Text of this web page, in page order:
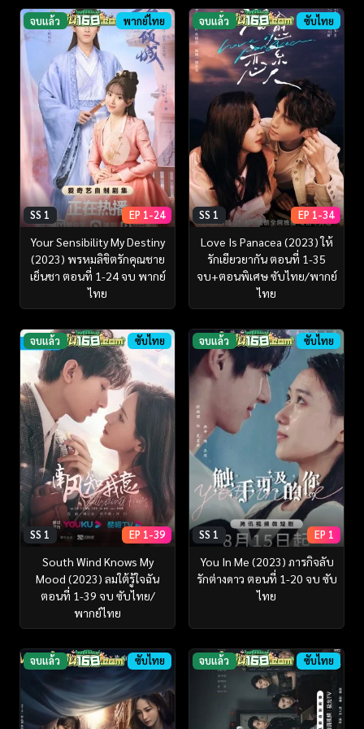
จบแล้ว พากย์ไทย
SS 1 EP 1-24
Your Sensibility My Destiny
(2023) พรหมลิขิตรักคุณชาย
เย็นชา ตอนที่ 1-24 จบ พากย์
ไทย
จบแล้ว ซับไทย
SS 1 EP 1-34
Love Is Panacea (2023) ให้
รักเยียวยากัน ตอนที่ 1-35
จบ+ตอนพิเศษ ซับไทย/พากย์
ไทย
จบแล้ว ซับไทย
SS 1 EP 1-39
South Wind Knows My
Mood (2023) ลมใต้รู้ใจฉัน
ตอนที่ 1-39 จบ ซับไทย/
พากย์ไทย
จบแล้ว ซับไทย
SS 1 EP 1
You In Me (2023) ภารกิจลับ
รักต่างดาว ตอนที่ 1-20 จบ ซับ
ไทย
จบแล้ว ซับไทย จบแล้ว ซับไทย